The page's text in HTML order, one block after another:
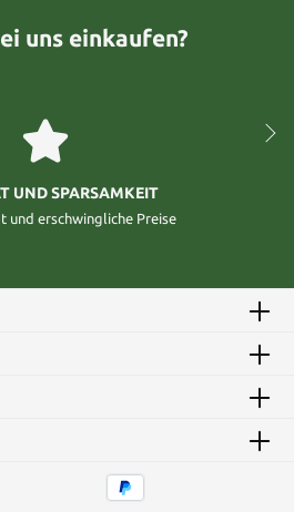
uns einkaufen?
UND SPARSAMKEIT
und erschwingliche Preise